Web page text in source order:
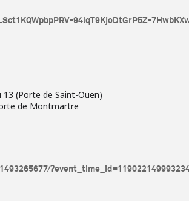
94lqT9KjoDtGrP5Z-
(Porte de Saint-Ouen)
de Montmartre